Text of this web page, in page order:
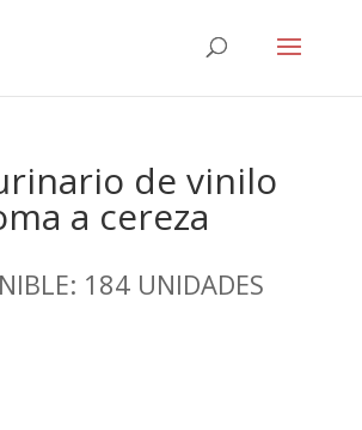
de vinilo
a cereza
184 UNIDADES